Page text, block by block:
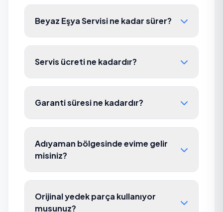
Beyaz Eşya Servisi ne kadar sürer?
Servis ücreti ne kadardır?
Garanti süresi ne kadardır?
Adıyaman bölgesinde evime gelir
misiniz?
Orijinal yedek parça kullanıyor
musunuz?